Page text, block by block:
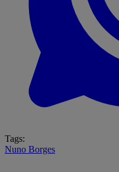
Tags:
Nuno Borges